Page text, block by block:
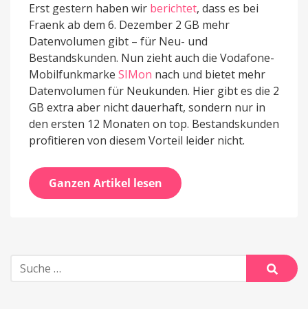
Erst gestern haben wir berichtet, dass es bei
Fraenk ab dem 6. Dezember 2 GB mehr
Datenvolumen gibt – für Neu- und
Bestandskunden. Nun zieht auch die Vodafone-
Mobilfunkmarke SIMon nach und bietet mehr
Datenvolumen für Neukunden. Hier gibt es die 2
GB extra aber nicht dauerhaft, sondern nur in
den ersten 12 Monaten on top. Bestandskunden
profitieren von diesem Vorteil leider nicht.
Ganzen Artikel lesen
Suche
nach:
Suche